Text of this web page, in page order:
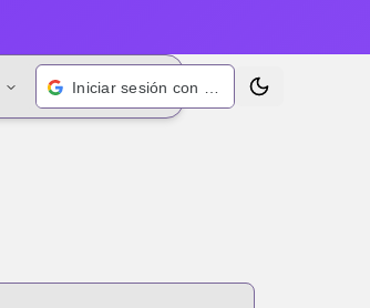
Alternar tema